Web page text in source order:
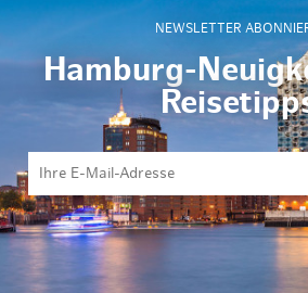
NEWSLETTER
Hamburg-